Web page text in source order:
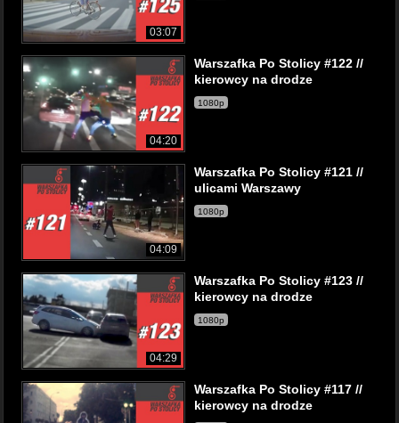
03:07
04:20
Warszafka Po Stolicy #122 //
kierowcy na drodze
1080p
04:09
Warszafka Po Stolicy #121 //
ulicami Warszawy
1080p
04:29
Warszafka Po Stolicy #123 //
kierowcy na drodze
1080p
Warszafka Po Stolicy #117 //
kierowcy na drodze